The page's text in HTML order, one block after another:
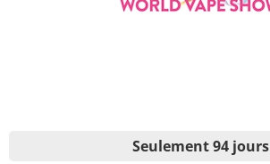
Seulement 94 jours